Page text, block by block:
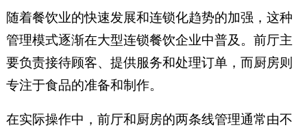
随着餐饮业的快速发展和连锁化趋势的加强，这种
管理模式逐渐在大型连锁餐饮企业中普及。前厅主
要负责接待顾客、提供服务和处理订单，而厨房则
专注于食品的准备和制作。
在实际操作中，前厅和厨房的两条线管理通常由不